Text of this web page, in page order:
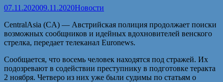
07.11.202009.11.2020Новости
CentralAsia (CA) — Австрийская полиция продолжает поиски
возможных сообщников и идейных вдохновителей венского
стрелка, передает телеканал Euronews.
Сообщается, что восемь человек находятся под стражей. Их
подозревают в содействии преступнику в подготовке теракта
2 ноября. Четверо из них уже были судимы по статьям о